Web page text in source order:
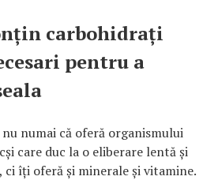
carbohidrați
pentru a
numai că oferă organismului
care duc la o eliberare lentă și
ci îți oferă și minerale și vitamine.